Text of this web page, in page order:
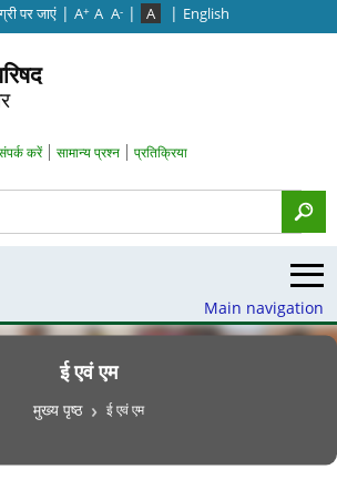
पर जाएं | A+ A A- | A | English
करें सामान्य प्रश्न प्रतिक्रिया
Main navigation
ई एवं एम
पग चिन्ह
मुख्य पृष्ठ ई एवं एम